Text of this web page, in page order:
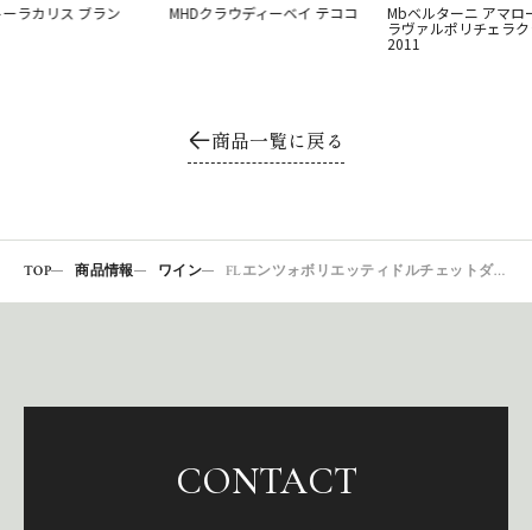
ラカリス ブラン MHDクラウディーベイ テココ Mbベルターニ アマロ
ラヴァルポリチェラ
2011
商品一覧に戻る
TOP 商品情報 ワイン FLエンツォボリエッティドルチェットダルバ750
CONTACT